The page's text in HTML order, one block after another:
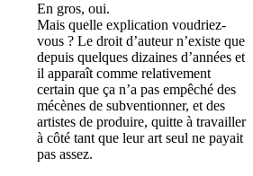
En gros, oui.
Mais quelle explication voudriez-
vous ? Le droit d’auteur n’existe que
depuis quelques dizaines d’années et
il apparaît comme relativement
certain que ça n’a pas empêché des
mécènes de subventionner, et des
artistes de produire, quitte à travailler
à côté tant que leur art seul ne payait
pas assez.